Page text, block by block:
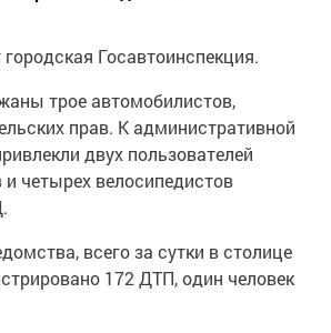
Госавтоинспекция.
трое автомобилистов,
прав. К административной
двух пользователей
четырех велосипедистов
всего за сутки в столице
172 ДТП, один человек